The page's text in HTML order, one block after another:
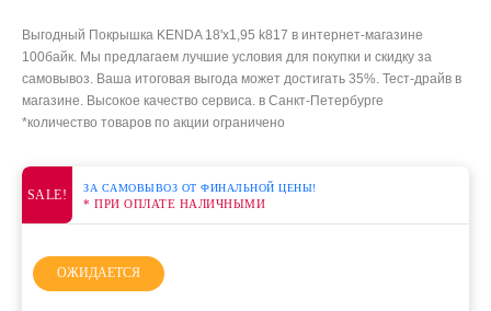
Выгодный Покрышка KENDA 18'х1,95 k817 в интернет-магазине
100байк. Мы предлагаем лучшие условия для покупки и скидку за
самовывоз. Ваша итоговая выгода может достигать 35%. Тест-драйв в
магазине. Высокое качество сервиса. в Санкт-Петербурге
*количество товаров по акции ограничено
SALE! ЗА САМОВЫВОЗ ОТ ФИНАЛЬНОЙ ЦЕНЫ!
* ПРИ ОПЛАТЕ НАЛИЧНЫМИ
ОЖИДАЕТСЯ